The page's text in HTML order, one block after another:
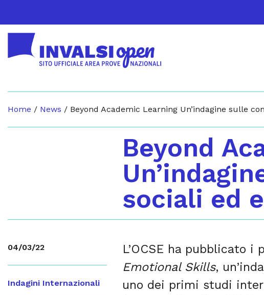
Home / News / Beyond Academic Learning Un’indagine sulle
Beyond
sociali ed
04/03/22
Indagini Internazionali
L’OCSE ha pubblicato
Emotional Skills,
uno dei primi studi